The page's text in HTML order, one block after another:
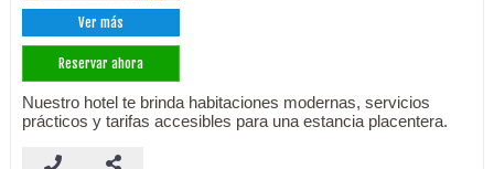
Ver más
Reservar ahora
Nuestro hotel te brinda habitaciones modernas, servicios
prácticos y tarifas accesibles para una estancia placentera.